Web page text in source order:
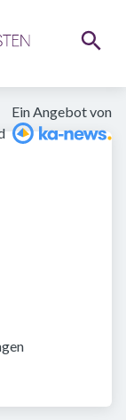
Ein Angebot von